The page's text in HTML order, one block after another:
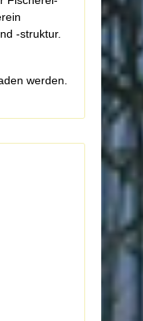
-struktur.
werden.